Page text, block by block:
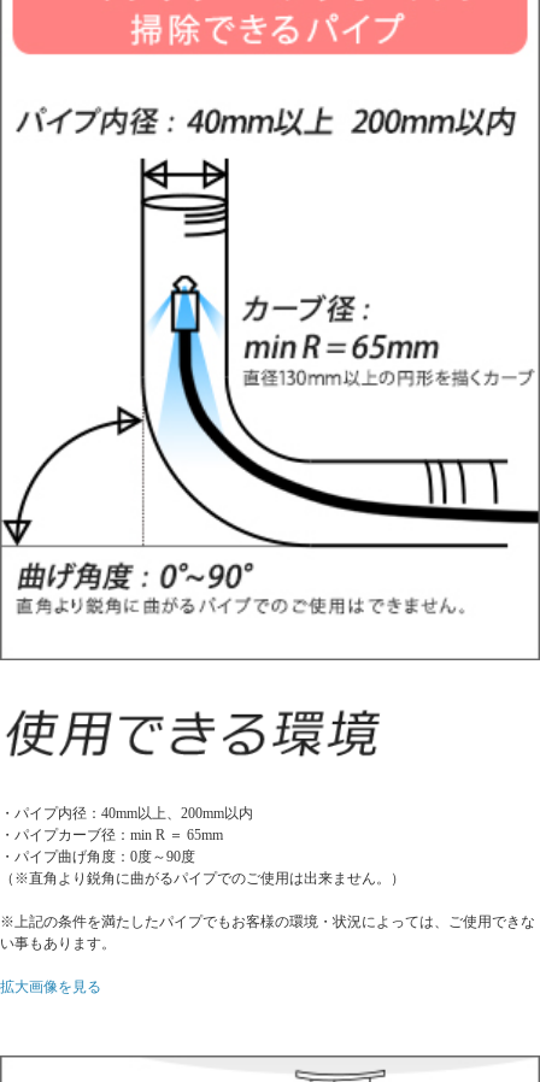
・パイプ内径：40mm以上、200mm以内
・パイプカーブ径：min R ＝ 65mm
・パイプ曲げ角度：0度～90度
（※直角より鋭角に曲がるパイプでのご使用は出来ません。）
※上記の条件を満たしたパイプでもお客様の環境・状況によっては、ご使用できな
い事もあります。
拡大画像を見る